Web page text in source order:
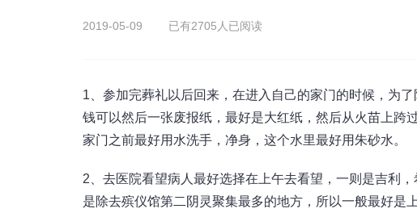
2019-05-09 已有2705人已阅读
1、参加完葬礼以后回来，在进入自己的家门的时候，为
钱可以然后一张废报纸，最好是大红纸，然后从火苗上跨
家门之前最好用水洗手，净身，这个水里最好用朱砂水。
2、去医院看望病人最好选择在上午去看望，一则是吉利
是除去殡仪馆第二阴灵聚集最多的地方，所以一般最好是